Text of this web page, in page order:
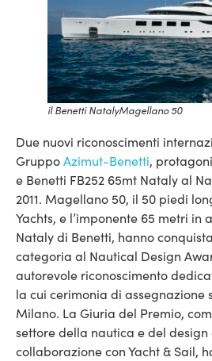
il Benetti NatalyMagellano 50
Due nuovi riconoscimenti
GruppoAzimut-Benetti,
e Benetti FB252 65mt Nataly al
2011. Magellano 50, il 50 piedi
Yachts, e l’imponente 65 metri in
Nataly di Benetti, hanno
categoria al Nautical Design
autorevole riconoscimento
la cui cerimonia di assegnazione
Milano. La Giuria del Premio,
settore della nautica e del
collaborazione con Yacht & Sail,